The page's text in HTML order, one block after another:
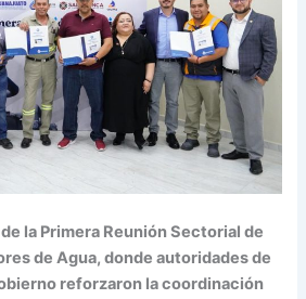
la Primera Reunión Sectorial de
de Agua, donde autoridades de
reforzaron la coordinación